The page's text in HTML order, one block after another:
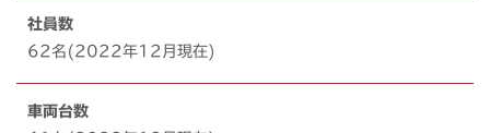
社員数
62名(2022年12月現在)
車両台数